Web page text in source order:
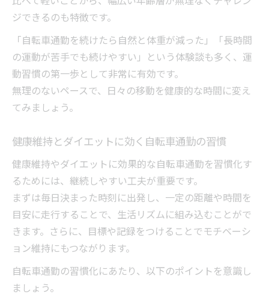
ジできるのも特徴です。
「自転車通勤を続けたら自然と体重が減った」「長時間
の運動が苦手でも続けやすい」という体験談も多く、運
動習慣の第一歩として非常に有効です。
無理のないペースで、日々の移動を健康的な時間に変え
てみましょう。
健康維持とダイエットに効く自転車通勤の習慣
健康維持やダイエットに効果的な自転車通勤を習慣化す
るためには、継続しやすい工夫が重要です。
まずは毎日決まった時刻に出発し、一定の距離や時間を
目安に走行することで、生活リズムに組み込むことがで
きます。さらに、目標や記録をつけることでモチベーシ
ョン維持にもつながります。
自転車通勤の習慣化にあたり、以下のポイントを意識し
ましょう。